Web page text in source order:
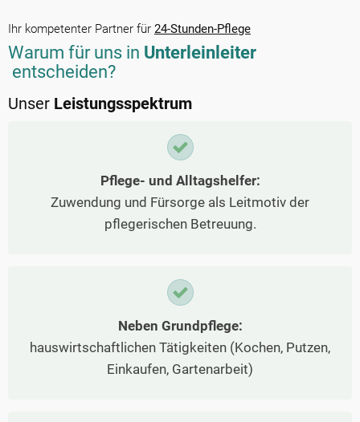
Ihr kompetenter Partner für 24-Stunden-Pflege
Warum für uns in Unterleinleiter
entscheiden?
Unser Leistungsspektrum
Pflege- und Alltagshelfer:
Zuwendung und Fürsorge als Leitmotiv der
pflegerischen Betreuung.
Neben Grundpflege:
hauswirtschaftlichen Tätigkeiten (Kochen, Putzen,
Einkaufen, Gartenarbeit)